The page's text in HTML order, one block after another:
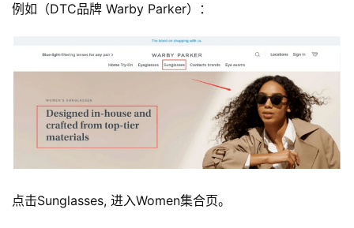
例如（DTC品牌 Warby Parker）：
点击Sunglasses, 进入Women集合页。